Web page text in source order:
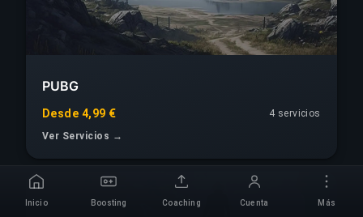
PUBG
Desde 4,99 €
4 servicios
Ver Servicios →
Inicio Boosting Coaching Cuenta Más